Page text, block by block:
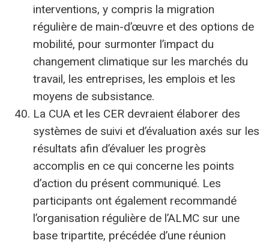
interventions, y compris la migration
régulière de main-d’œuvre et des options de
mobilité, pour surmonter l’impact du
changement climatique sur les marchés du
travail, les entreprises, les emplois et les
moyens de subsistance.
La CUA et les CER devraient élaborer des
systèmes de suivi et d’évaluation axés sur les
résultats afin d’évaluer les progrès
accomplis en ce qui concerne les points
d’action du présent communiqué. Les
participants ont également recommandé
l’organisation régulière de l’ALMC sur une
base tripartite, précédée d’une réunion